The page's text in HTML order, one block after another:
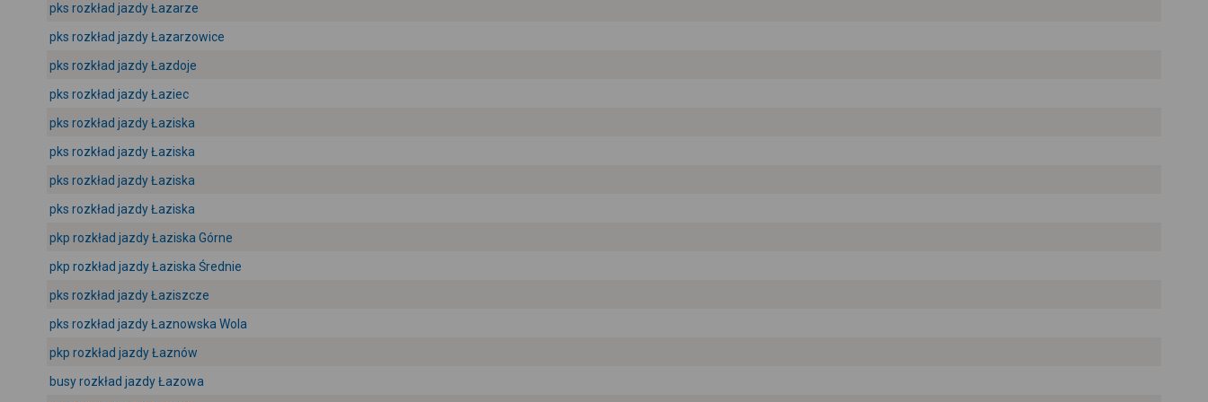
pks rozkład jazdy Łazarze
pks rozkład jazdy Łazarzowice
pks rozkład jazdy Łazdoje
pks rozkład jazdy Łaziec
pks rozkład jazdy Łaziska
pks rozkład jazdy Łaziska
pks rozkład jazdy Łaziska
pks rozkład jazdy Łaziska
pkp rozkład jazdy Łaziska Górne
pkp rozkład jazdy Łaziska Średnie
pks rozkład jazdy Łaziszcze
pks rozkład jazdy Łaznowska Wola
pkp rozkład jazdy Łaznów
busy rozkład jazdy Łazowa